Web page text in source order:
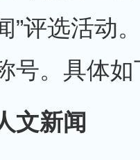
”评选活动
号。具体如
文新闻